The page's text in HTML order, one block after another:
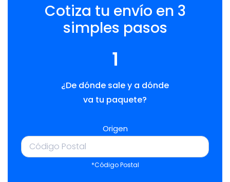
Cotiza tu envío en 3
simples pasos
1
¿De dónde sale y a dónde
va tu paquete?
Origen
*Código Postal